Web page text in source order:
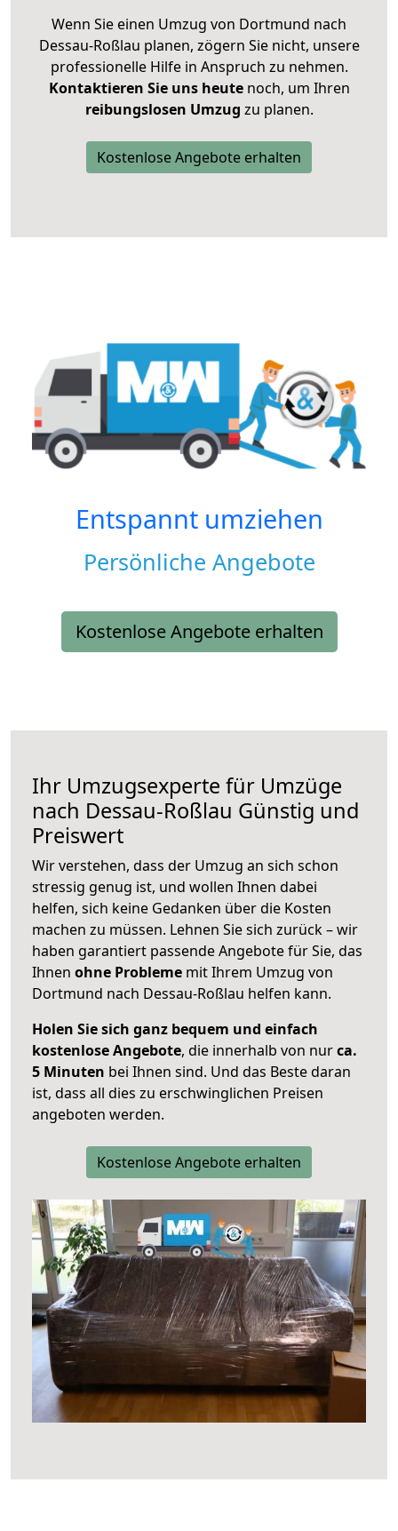
Wenn Sie einen Umzug von Dortmund nach
Dessau-Roßlau planen, zögern Sie nicht, unsere
professionelle Hilfe in Anspruch zu nehmen.
Kontaktieren Sie uns heutenoch, um Ihren
reibungslosen Umzug zu planen.
Kostenlose Angebote erhalten
Entspannt umziehen
Persönliche Angebote
Kostenlose Angebote erhalten
Ihr Umzugsexperte für Umzüge
nach Dessau-Roßlau Günstig und
Preiswert
Wir verstehen, dass der Umzug an sich schon
stressig genug ist, und wollen Ihnen dabei
helfen, sich keine Gedanken über die Kosten
machen zu müssen. Lehnen Sie sich zurück – wir
haben garantiert passende Angebote für Sie, das
Ihnen ohne Probleme mit Ihrem Umzug von
Dortmund nach Dessau-Roßlau helfen kann.
Holen Sie sich ganz bequem und einfach
kostenlose Angebote, die innerhalb von nurca.
5 Minuten bei Ihnen sind. Und das Beste daran
ist, dass all dies zu erschwinglichen Preisen
angeboten werden.
Kostenlose Angebote erhalten